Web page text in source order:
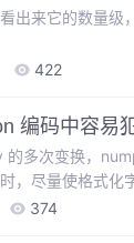
出来它的数量
422
编码中容易
多次变换，
，尽量使格式
者 fstring 的方
374